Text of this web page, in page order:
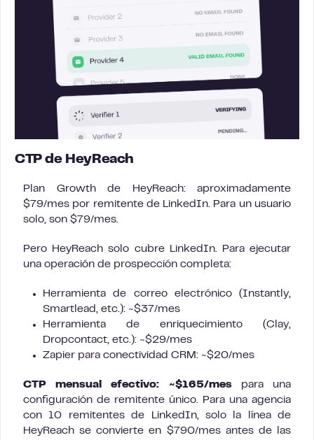
CTP de HeyReach
Plan Growth de HeyReach: aproximadamente
$79/mes por remitente de LinkedIn. Para un usuario
solo, son $79/mes.
Pero HeyReach solo cubre LinkedIn. Para ejecutar
una operación de prospección completa:
Herramienta de correo electrónico (Instantly,
Smartlead, etc.): ~$37/mes
Herramienta de enriquecimiento (Clay,
Dropcontact, etc.): ~$29/mes
Zapier para conectividad CRM: ~$20/mes
CTP mensual efectivo: ~$165/mespara una
configuración de remitente único. Para una agencia
con 10 remitentes de LinkedIn, solo la línea de
HeyReach se convierte en $790/mes antes de las